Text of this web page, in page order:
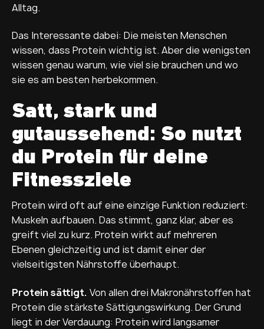
Alltag.
Das Interessante dabei: Die meisten Menschen
wissen, dass Protein wichtig ist. Aber die wenigsten
wissen genau warum, wie viel sie brauchen und wo
sie es am besten herbekommen.
Satt, stark und
gutaussehend: So nutzt
du Protein für deine
Fitnessziele
Protein wird oft auf eine einzige Funktion reduziert:
Muskeln aufbauen. Das stimmt, ganz klar, aber es
greift viel zu kurz. Protein wirkt auf mehreren
Ebenen gleichzeitig und ist damit einer der
vielseitigsten Nährstoffe überhaupt.
Protein sättigt. Von allen drei Makronährstoffen hat
Protein die stärkste Sättigungswirkung. Der Grund
liegt in der Verdauung: Protein wird langsamer